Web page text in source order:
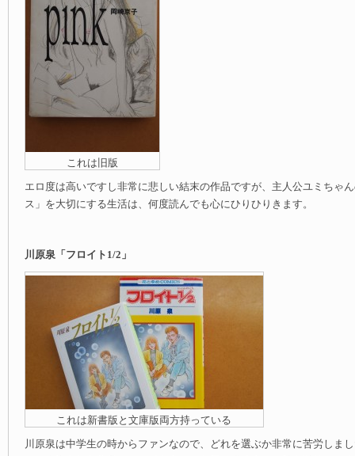
これは旧版
エロ度は高いですし非常に悲しい結末の作品ですが、主人公ユミちゃ
ス」を大切にする生活は、何度読んでも心にひりひりきます。
川原泉「フロイト1/2」
これは新書版と文庫版両方持っている
川原泉は中学生の時からファンなので、どれを選ぶか非常に苦労しま